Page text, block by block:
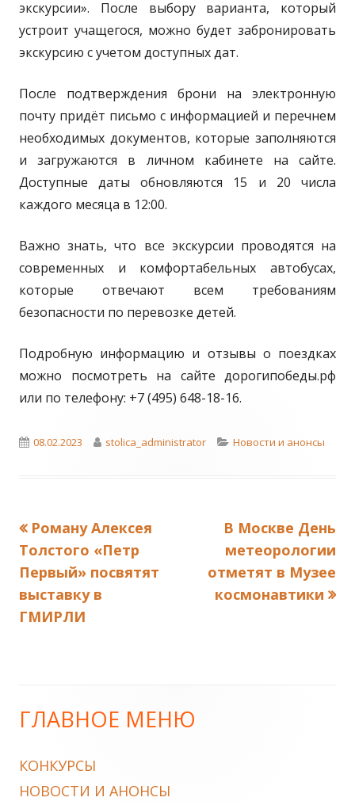
экскурсии». После выбору варианта, который
устроит учащегося, можно будет забронировать
экскурсию с учетом доступных дат.
После подтверждения брони на электронную
почту придёт письмо с информацией и перечнем
необходимых документов, которые заполняются
и загружаются в личном кабинете на сайте.
Доступные даты обновляются 15 и 20 числа
каждого месяца в 12:00.
Важно знать, что все экскурсии проводятся на
современных и комфортабельных автобусах,
которые отвечают всем требованиям
безопасности по перевозке детей.
Подробную информацию и отзывы о поездках
можно посмотреть на сайте дорогипобеды.рф
или по телефону: +7 (495) 648-18-16.
Published
08.02.2023 Author
stolica_administrator Categories
Новости и анонсы
Навигация
по
записям
Previous
article:
Роману Алексея
Толстого «Петр
Первый» посвятят
выставку в
ГМИРЛИ
Next
article:
В Москве День
метеорологии
отметят в Музее
космонавтики
Main
Sidebar
ГЛАВНОЕ МЕНЮ
КОНКУРСЫ
НОВОСТИ И АНОНСЫ